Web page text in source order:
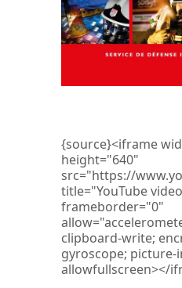
{source}<iframe
height="640"
src="https://
title="YouTube
frameborder="0"
clipboard-write;
gyroscope; picture-
allowfullscreen></